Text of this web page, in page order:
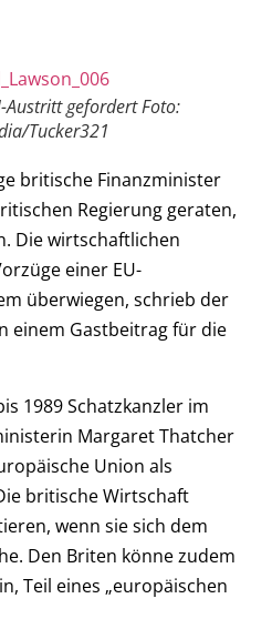
Austritt gefordert Foto:
Tucker321
britische Finanzminister
Regierung geraten,
Die wirtschaftlichen
einer EU-
überwiegen, schrieb der
einem Gastbeitrag für die
1989 Schatzkanzler im
Margaret Thatcher
Union als
britische Wirtschaft
wenn sie sich dem
Den Briten könne zudem
Teil eines „europäischen